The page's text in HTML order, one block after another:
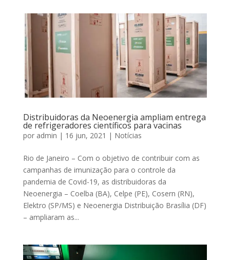
Distribuidoras da Neoenergia ampliam entrega
de refrigeradores científicos para vacinas
por admin | 16 jun, 2021 | Notícias
Rio de Janeiro – Com o objetivo de contribuir com as
campanhas de imunização para o controle da
pandemia de Covid-19, as distribuidoras da
Neoenergia – Coelba (BA), Celpe (PE), Cosern (RN),
Elektro (SP/MS) e Neoenergia Distribuição Brasília (DF)
– ampliaram as...